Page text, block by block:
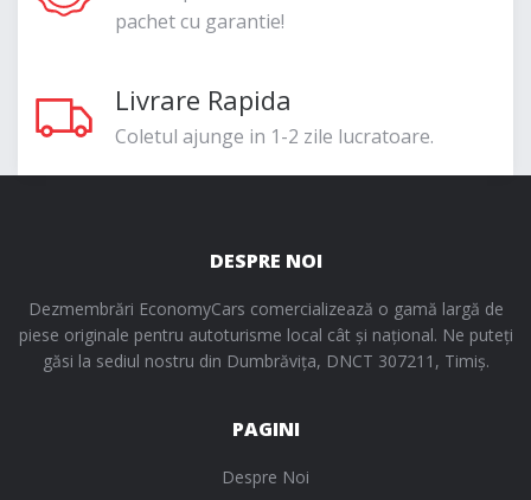
pachet cu garantie!
Livrare Rapida
Coletul ajunge in 1-2 zile lucratoare.
DESPRE NOI
Dezmembrări EconomyCars comercializează o gamă largă de
piese originale pentru autoturisme local cât și național. Ne puteți
găsi la sediul nostru din Dumbrăvița, DNCT 307211, Timiș.
PAGINI
Despre Noi